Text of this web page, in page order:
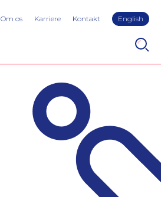
Om os Karriere Kontakt English